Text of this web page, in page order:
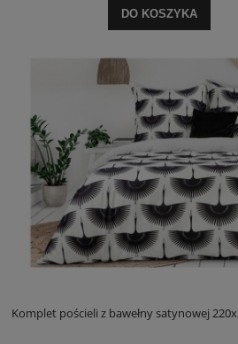
DO KOSZYKA
Komplet pościeli z bawełny satynowej